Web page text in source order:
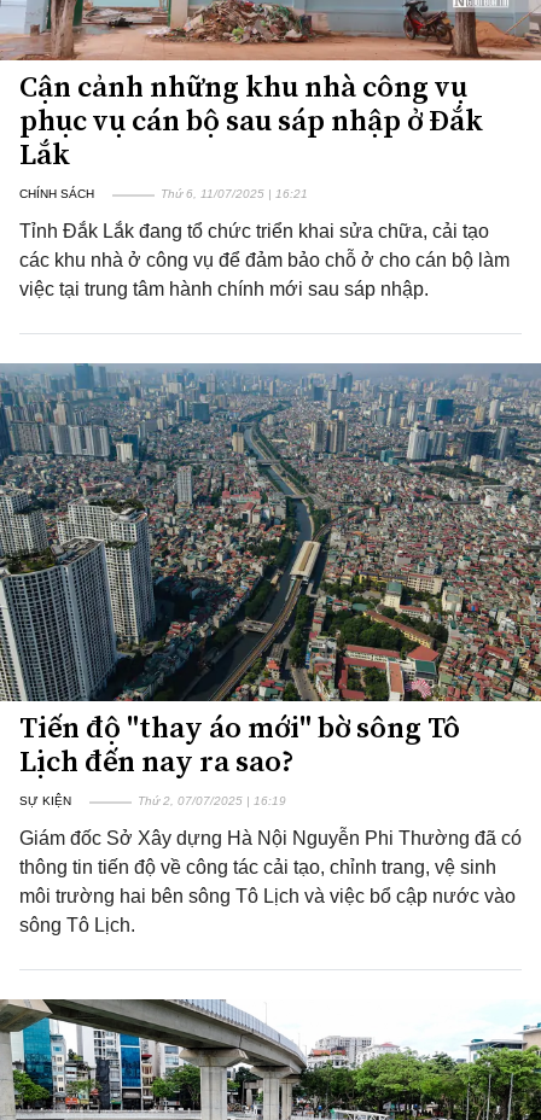
Cận cảnh những khu nhà công vụ
phục vụ cán bộ sau sáp nhập ở Đắk
Lắk
CHÍNH SÁCH Thứ 6, 11/07/2025 | 16:21
Tỉnh Đắk Lắk đang tổ chức triển khai sửa chữa, cải tạo
các khu nhà ở công vụ để đảm bảo chỗ ở cho cán bộ làm
việc tại trung tâm hành chính mới sau sáp nhập.
Tiến độ "thay áo mới" bờ sông Tô
Lịch đến nay ra sao?
SỰ KIỆN Thứ 2, 07/07/2025 | 16:19
Giám đốc Sở Xây dựng Hà Nội Nguyễn Phi Thường đã có
thông tin tiến độ về công tác cải tạo, chỉnh trang, vệ sinh
môi trường hai bên sông Tô Lịch và việc bổ cập nước vào
sông Tô Lịch.